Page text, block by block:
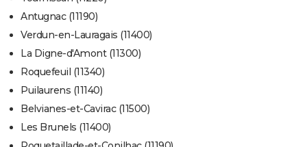
Antugnac (11190)
Verdun-en-Lauragais (11400)
La Digne-d'Amont (11300)
Roquefeuil (11340)
Puilaurens (11140)
Belvianes-et-Cavirac (11500)
Les Brunels (11400)